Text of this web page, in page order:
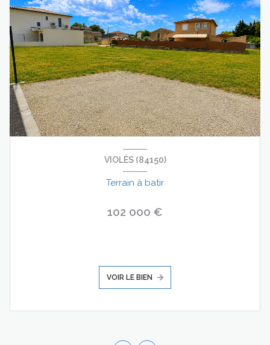
VIOLÈS (84150)
Terrain à batir
102 000 €
VOIR LE BIEN